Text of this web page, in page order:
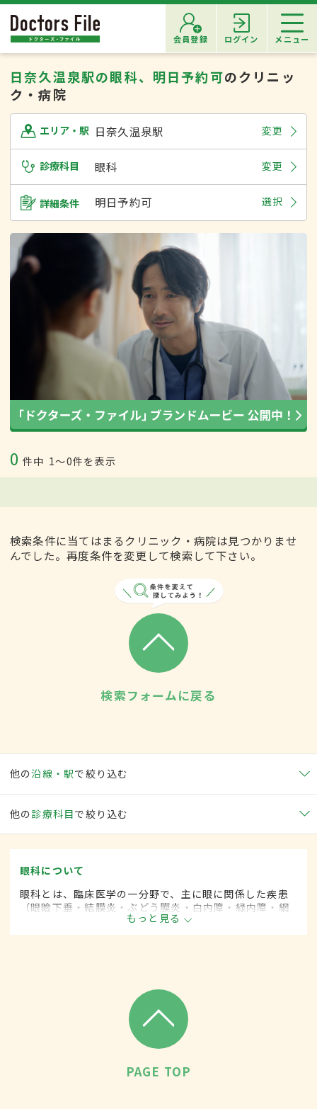
会員登録 ログイン メニュー
日奈久温泉駅の眼科、明日予約可のクリニッ
ク・病院
エリア・駅 日奈久温泉駅 変更
診療科目 眼科 変更
詳細条件 明日予約可 選択
0 件中 1〜0件を表示
検索条件に当てはまるクリニック・病院は見つかりませ
んでした。再度条件を変更して検索して下さい。
検索フォームに戻る
他の沿線・駅で絞り込む
他の 診療科目で絞り込む
眼科について
眼科とは、臨床医学の一分野で、主に眼に関係した疾患
（眼瞼下垂・結膜炎・ぶどう膜炎・白内障・緑内障・網
膜剥離など）を専門的に取り扱います。
もっと見る
PAGE TOP